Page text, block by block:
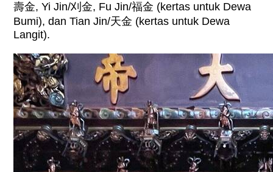
壽金, Yi Jin/刈金, Fu Jin/福金 (kertas untuk Dewa
Bumi), dan Tian Jin/天金 (kertas untuk Dewa
Langit).